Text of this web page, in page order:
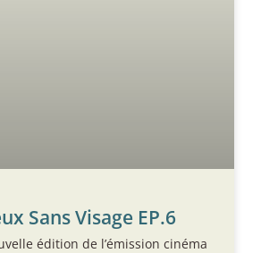
Sans Visage EP.6
édition de l’émission cinéma